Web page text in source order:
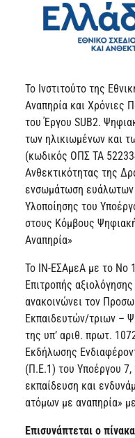
Το Ινστιτούτο της
Αναπηρία και Χρόνιες
του Έργου SUB2.
των ηλικιωμένων και
(κωδικός ΟΠΣ ΤΑ
Ανθεκτικότητας της
ενσωμάτωση ευάλωτων
Υλοποίησης του
στους Κόμβους
Αναπηρία»
Το ΙΝ-ΕΣΑμεΑ με το Νο
Επιτροπής
ανακοινώνει τον
Εκπαιδευτών/τριων –
της υπ’ αριθ. πρωτ.
Εκδήλωσης
(Π.Ε.1) του Υποέργου
εκπαίδευση και
ατόμων με αναπηρία»
Επισυνάπτεται ο